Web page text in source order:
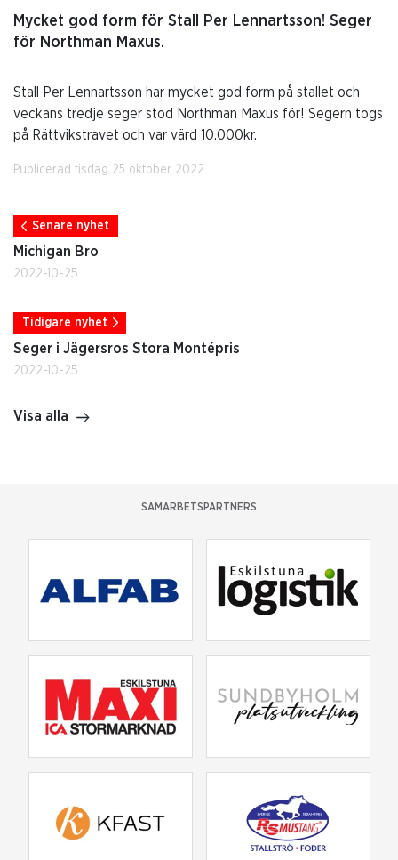
Mycket god form för Stall Per Lennartsson! Seger
för Northman Maxus.
Stall Per Lennartsson har mycket god form på stallet och
veckans tredje seger stod Northman Maxus för! Segern togs
på Rättvikstravet och var värd 10.000kr.
Publicerad tisdag 25 oktober 2022.
Senare nyhet
Michigan Bro
2022-10-25
Tidigare nyhet
Seger i Jägersros Stora Montépris
2022-10-25
Visa alla
SAMARBETSPARTNERS